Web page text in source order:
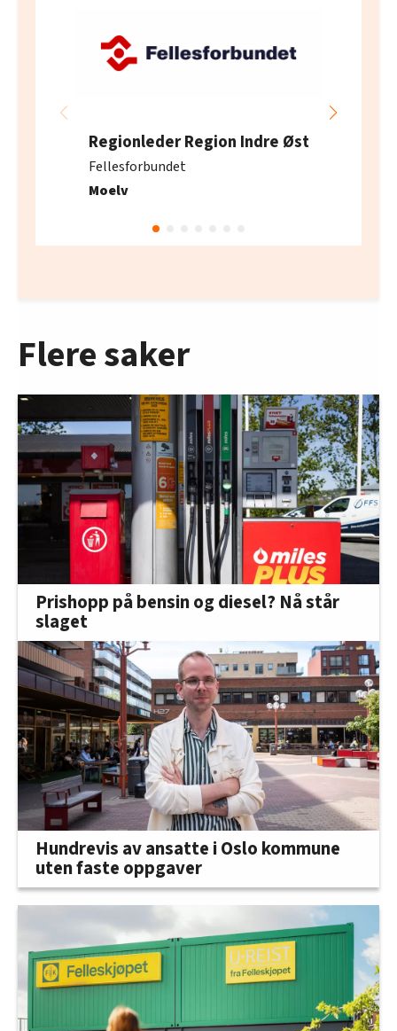
Regionleder Region Indre Øst
Fellesforbundet
Moelv
Flere saker
Prishopp på bensin og diesel? Nå står
slaget
Hundrevis av ansatte i Oslo kommune
uten faste oppgaver